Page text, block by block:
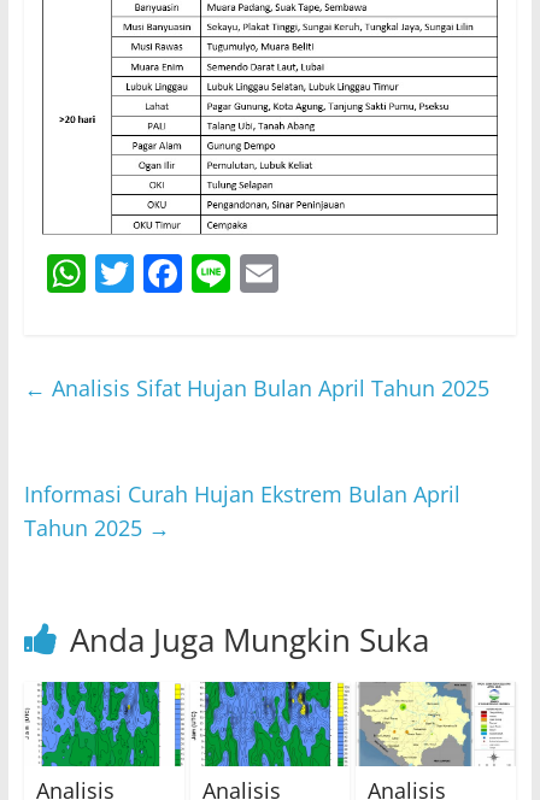
W
s
p
T
er
F
e
o
Li E
l
← Analisis Sifat Hujan Bulan April Tahun 2025
Informasi Curah Hujan Ekstrem Bulan April
Tahun 2025 →
Anda Juga Mungkin Suka
Analisis Analisis Analisis